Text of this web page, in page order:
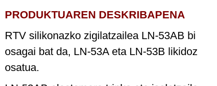
PRODUKTUAREN DESKRIBAPENA
RTV silikonazko zigilatzailea LN-53AB bi
osagai bat da, LN-53A eta LN-53B likidoz
osatua.